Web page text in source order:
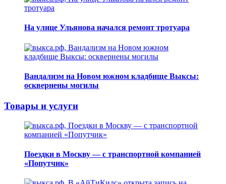
На улице Ульянова начался ремонт тротуара
Вандализм на Новом южном кладбище Выксы:
осквернены могилы
Товары и услуги
Поездки в Москву — с транспортной компанией
«Попутчик»